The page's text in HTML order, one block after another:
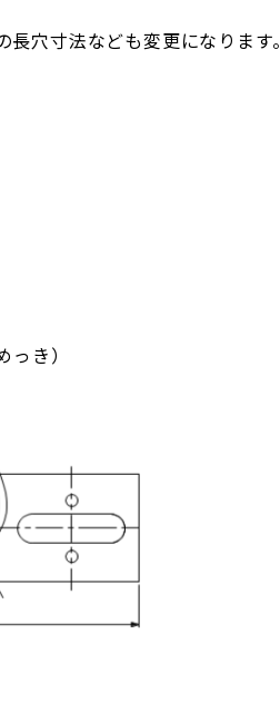
穴寸法なども変更になります。
き）